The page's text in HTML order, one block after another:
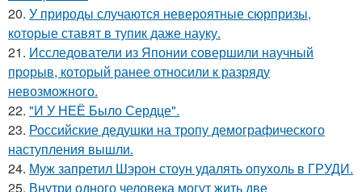
20. У природы случаются невероятные сюрпризы,
которые ставят в тупик даже науку.
21. Исследователи из Японии совершили научный
прорыв, который ранее относили к разряду
невозможного.
22. "И У НЕЁ Было Сердце".
23. Российские дедушки на тропу демографического
наступления вышли.
24. Муж запретил Шэрон стоун удалять опухоль в ГРУДИ.
25. Внутри одного человека могут жить две